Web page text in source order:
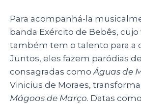
Para acompanhá-la
banda Exército de Bebês, cujo
também tem o talento para a
Juntos, eles fazem paródias
consagradas comoÁguas de
Vinicius de Moraes,
Mágoas de Março. Datas